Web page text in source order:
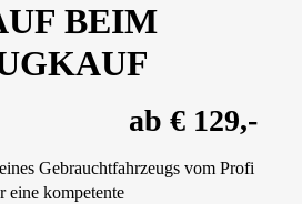
BEIM
ab € 129,-
Gebrauchtfahrzeugs vom Profi
eine kompetente